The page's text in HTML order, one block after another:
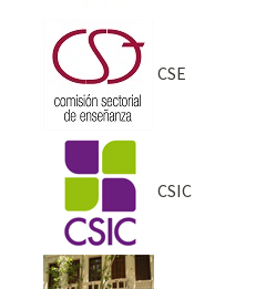
CSE
CSIC